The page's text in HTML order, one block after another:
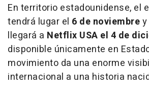
En territorio estadounidense, el
tendrá lugar el 6 de noviembre
llegará a Netflix USA el 4 de
disponible únicamente en
movimiento da una enorme
internacional a una historia